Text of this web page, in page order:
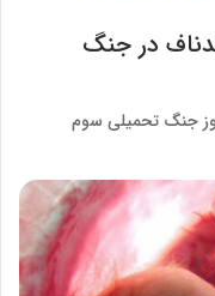
خون بندناف در جنگ
جنگ تحمیلی سوم